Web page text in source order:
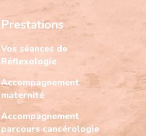
Prestations
Vos séances de
Réflexologie
Accompagnement
maternité
Accompagnement
parcours cancérologie